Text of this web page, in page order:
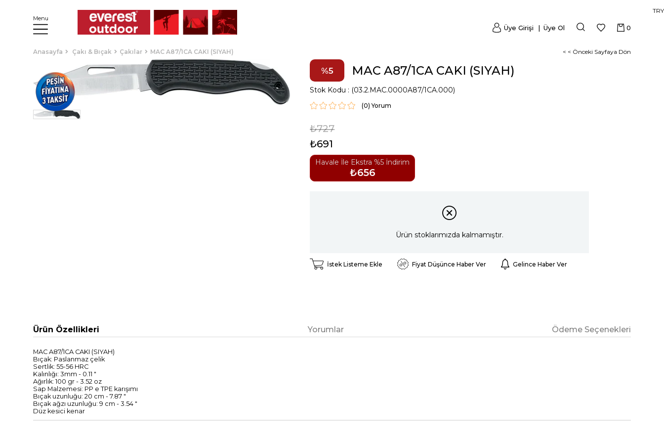
Menu
TRY
0
Üye Girişi Üye Ol
Anasayfa Çakı & Bıçak Çakılar MAC A87/1CA CAKI (SIYAH) < < Önceki Sayfaya Dön
5 MAC A87/1CA CAKI (SIYAH)
Stok Kodu (03.2.MAC.0000A87/1CA.000)
(0)
₺727
₺691
Havale İle Ekstra %5 İndirim
₺656
Ürün stoklarımızda kalmamıştır.
İstek Listeme Ekle Fiyat Düşünce Haber Ver Gelince Haber Ver
Ürün Özellikleri Yorumlar Ödeme Seçenekleri
MAC A87/1CA CAKI (SIYAH)
Bıçak: Paslanmaz çelik
Sertlik:55-56 HRC
Kalınlığı:3mm - 0.11 "
Ağırlık: 100 gr - 3.52 oz
Sap Malzemesi: PP e TPE karışımı
Bıçak uzunluğu: 20 cm - 7.87 "
Bıçak ağzı uzunluğu:9 cm - 3.54 "
Düz kesici kenar